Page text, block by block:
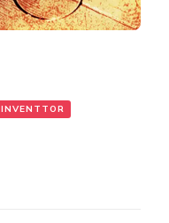
INVENTTOR